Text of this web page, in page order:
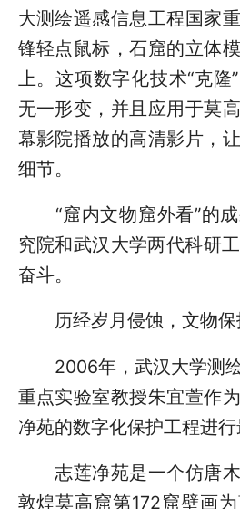
大测绘遥感信息工程国家
锋轻点鼠标，石窟的立体
上。这项数字化技术“克
无一形变，并且应用于莫
幕影院播放的高清影片，
细节。
“窟内文物窟外看”的成
究院和武汉大学两代科研
奋斗。
历经岁月侵蚀，文物保
2006年，武汉大学测绘
重点实验室教授朱宜萱作
净苑的数字化保护工程进行
志莲净苑是一个仿唐木
敦煌莫高窟第172窟壁画